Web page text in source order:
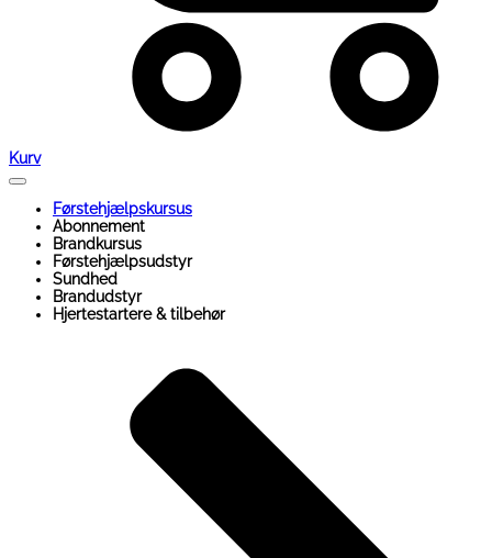
Kurv
Førstehjælpskursus
Abonnement
Brandkursus
Førstehjælpsudstyr
Sundhed
Brandudstyr
Hjertestartere & tilbehør